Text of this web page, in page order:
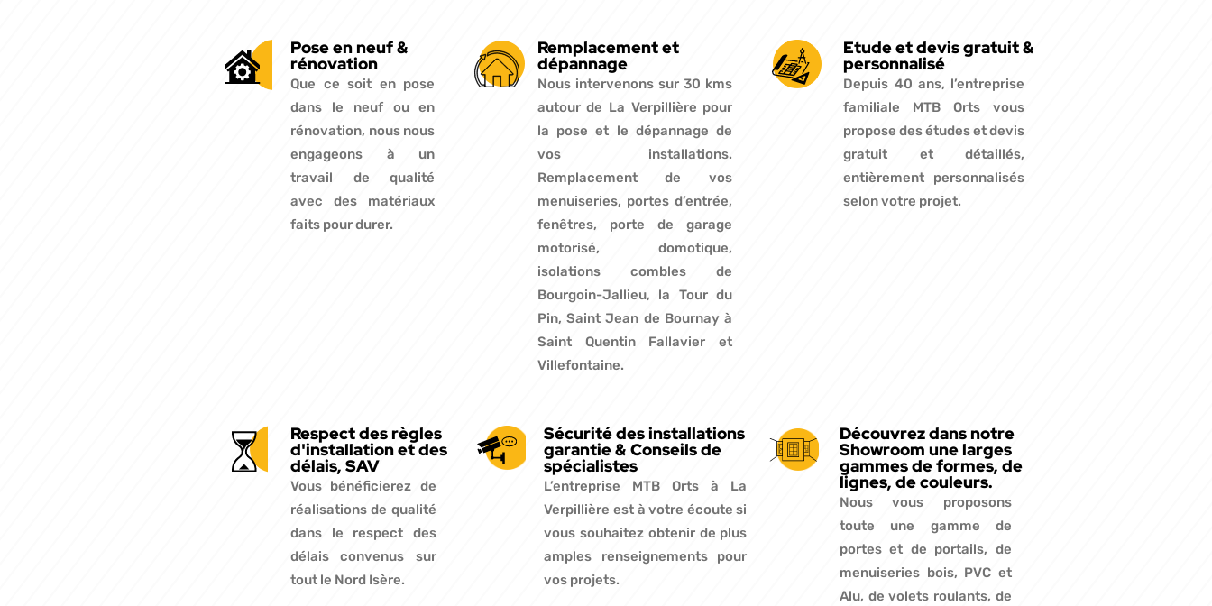
Pose en neuf &
rénovation
Que ce soit en pose
dans le neuf ou en
rénovation, nous nous
engageons à un
travail de qualité
avec des matériaux
faits pour durer.
Remplacement et
dépannage
Nous intervenons sur 30 kms
autour de La Verpillière pour
la pose et le dépannage de
vos installations.
Remplacement de vos
menuiseries, portes d’entrée,
fenêtres, porte de garage
motorisé, domotique,
isolations combles de
Bourgoin-Jallieu, la Tour du
Pin, Saint Jean de Bournay à
Saint Quentin Fallavier et
Villefontaine.
Etude et devis gratuit &
personnalisé
Depuis 40 ans, l’entreprise
familiale MTB Orts vous
propose des études et devis
gratuit et détaillés,
entièrement personnalisés
selon votre projet.
Respect des règles
d'installation et des
délais, SAV
Vous bénéficierez de
réalisations de qualité
dans le respect des
délais convenus sur
tout le Nord Isère.
Sécurité des installations
garantie & Conseils de
spécialistes
L’entreprise MTB Orts à La
Verpillière est à votre écoute si
vous souhaitez obtenir de plus
amples renseignements pour
vos projets.
Découvrez dans notre
Showroom une larges
gammes de formes, de
lignes, de couleurs.
Nous vous proposons
toute une gamme de
portes et de portails, de
menuiseries bois, PVC et
Alu, de volets roulants, de